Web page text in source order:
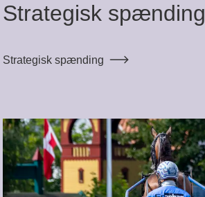
Strategisk spænding
Strategisk spænding